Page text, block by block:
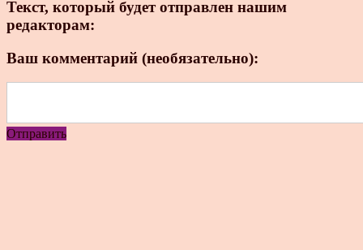
Текст, который будет отправлен нашим
редакторам:
Ваш комментарий (необязательно):
Отправить